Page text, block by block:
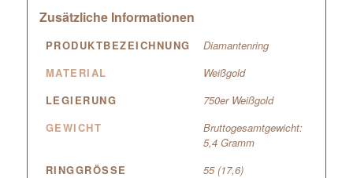
Zusätzliche Informationen
PRODUKTBEZEICHNUNG
Diamantenring
MATERIAL
Weißgold
LEGIERUNG
750er Weißgold
GEWICHT
Bruttogesamtgewicht:
5,4 Gramm
RINGGRÖSSE
55 (17,6)